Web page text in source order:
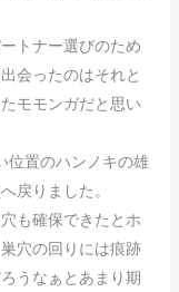
トナー選びのため
会ったのはそれと
モモンガだと思い
位置のハンノキの雄
戻りました。
も確保できたとホ
穴の回りには痕跡
うなぁとあまり期